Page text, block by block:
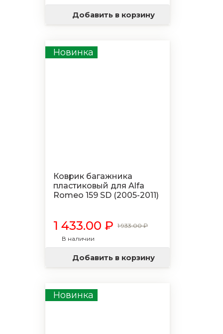
Добавить в корзину
Новинка
Коврик багажника
пластиковый для Alfa
Romeo 159 SD (2005-2011)
1 433.00 ₽ 1 933.00 ₽
В наличии
Добавить в корзину
Новинка